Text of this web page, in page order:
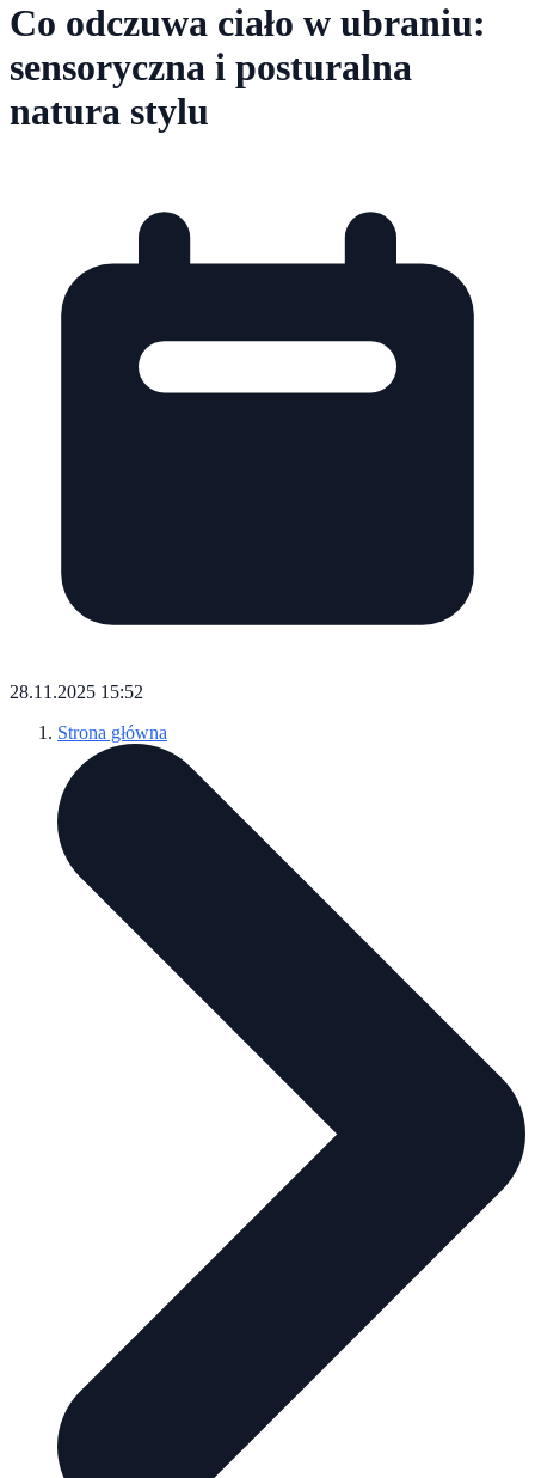
Co odczuwa ciało w ubraniu:
sensoryczna i posturalna
natura stylu
28.11.2025 15:52
Strona główna